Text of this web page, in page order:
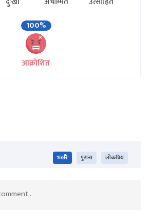
100%
आक्रोशित
भर्खरै पुराना लोकप्रिय